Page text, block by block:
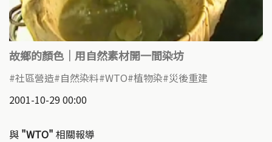
故鄉的顏色｜用自然素材開一間染坊
社區營造 自然染料 WTO 植物染 災後重建
2001-10-29 00:00
與 "WTO" 相關報導